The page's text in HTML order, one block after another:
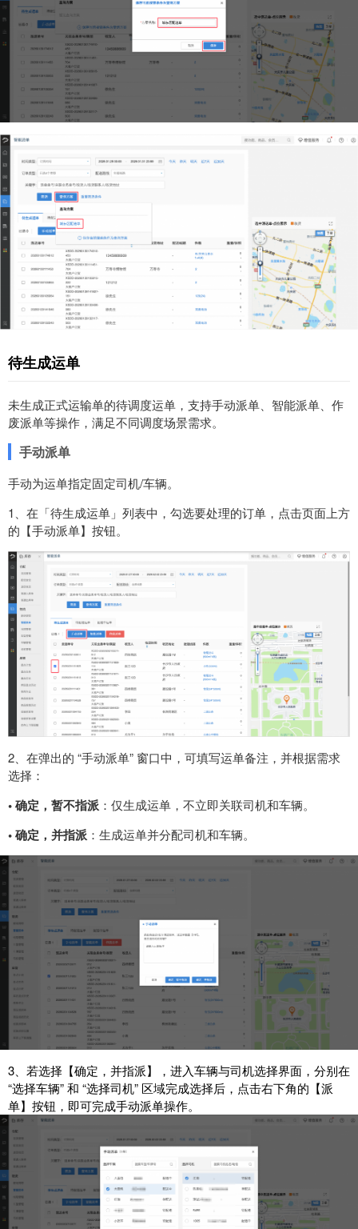
待生成运单
未生成正式运输单的待调度运单，支持手动派单、智能派单、作
废派单等操作，满足不同调度场景需求。
手动派单
手动为运单指定固定司机/车辆。
1、在「待生成运单」列表中，勾选要处理的订单，点击页面上方
的【手动派单】按钮。
2、在弹出的 “手动派单” 窗口中，可填写运单备注，并根据需求
选择：
•确定，暂不指派 ：仅生成运单，不立即关联司机和车辆。
•确定，并指派 ：生成运单并分配司机和车辆。
3、若选择【确定，并指派】，进入车辆与司机选择界面，分别在
“选择车辆” 和 “选择司机” 区域完成选择后，点击右下角的【派
单】按钮，即可完成手动派单操作。